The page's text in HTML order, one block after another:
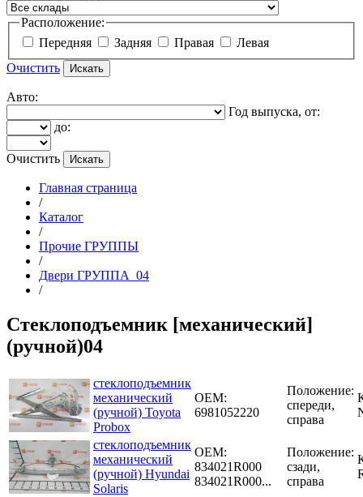
Расположение:
Передняя
Задняя Правая
Левая
Очистить
Авто:
Год выпуска, от:
до:
Очистить
Главная страница
/
Каталог
/
Прочие ГРУППЫ
/
Двери ГРУППА_04
/
Стеклоподъемник [механический]
(ручной)04
стеклоподъемник
механический
(ручной) Toyota
Probox
OEM:
6981052220
Положение:
спереди,
справа
стеклоподъемник
механический
(ручной) Hyundai
Solaris
OEM:
834021R000
834021R000...
Положение:
сзади,
справа